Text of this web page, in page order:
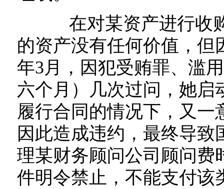
在对某资产进行收购
的资产没有任何价值，但
年3月，因犯受贿罪、滥
六个月）几次过问，她
履行合同的情况下，又
因此造成违约，最终导致
理某财务顾问公司顾问费
件明令禁止，不能支付该